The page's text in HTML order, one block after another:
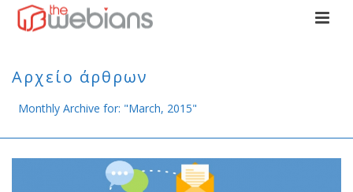
Αρχείο άρθρων
Monthly Archive for: "March, 2015"